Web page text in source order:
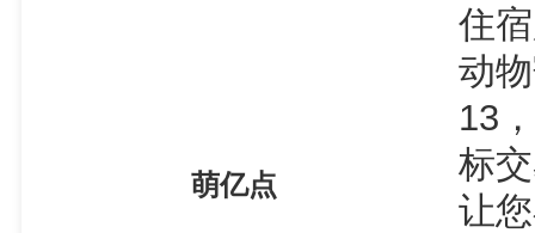
萌亿点
住
动
13
标
让